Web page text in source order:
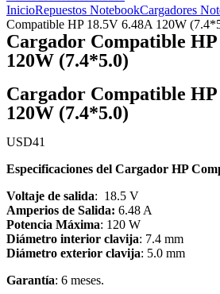
InicioRepuestos NotebookCargadores
Compatible HP 18.5V 6.48A 120W
Cargador Compatible HP
120W (7.4*5.0)
Cargador Compatible HP
120W (7.4*5.0)
USD41
Especificaciones del Cargador HP
Voltaje de salida: 18.5 V
Amperios de Salida: 6.48 A
Potencia Máxima: 120 W
Diámetro interior clavija: 7.4 mm
Diámetro exterior clavija: 5.0 mm
Garantía: 6 meses.